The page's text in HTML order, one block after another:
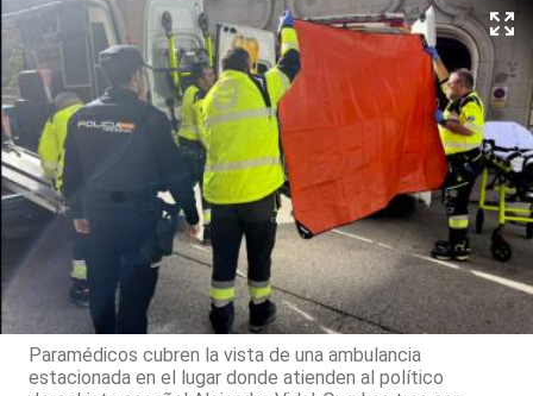
Paramédicos cubren la vista de una ambulancia
estacionada en el lugar donde atienden al político